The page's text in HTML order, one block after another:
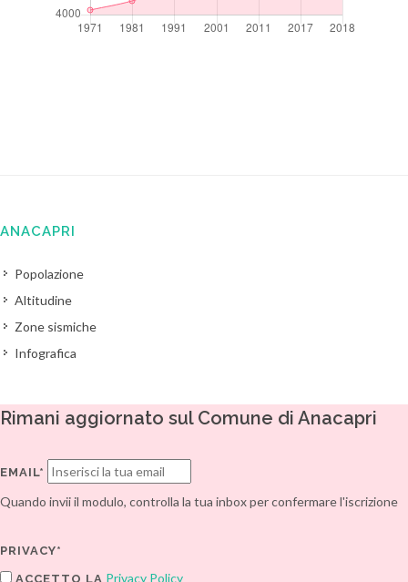
ANACAPRI
Popolazione
Altitudine
Zone sismiche
Infografica
Rimani aggiornato sul Comune di Anacapri
EMAIL*
Quando invii il modulo, controlla la tua inbox per confermare l'iscrizione
PRIVACY*
ACCETTO LA Privacy Policy